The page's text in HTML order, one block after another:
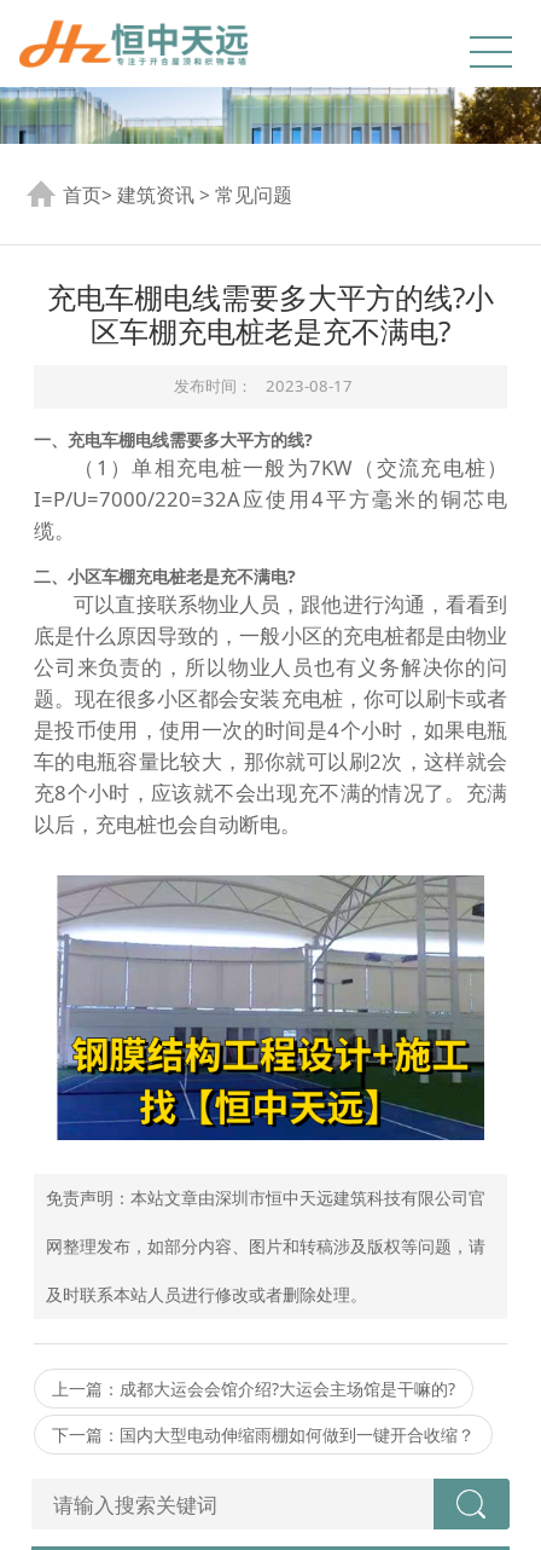
首页>建筑资讯>常见问题
充电车棚电线需要多大平方的线?小
区车棚充电桩老是充不满电?
发布时间： 2023-08-17
一、充电车棚电线需要多大平方的线?
（1）单相充电桩一般为7KW（交流充电桩）
I=P/U=7000/220=32A应使用4平方毫米的铜芯电
缆。
二、小区车棚充电桩老是充不满电?
可以直接联系物业人员，跟他进行沟通，看看到
底是什么原因导致的，一般小区的充电桩都是由物业
公司来负责的，所以物业人员也有义务解决你的问
题。现在很多小区都会安装充电桩，你可以刷卡或者
是投币使用，使用一次的时间是4个小时，如果电瓶
车的电瓶容量比较大，那你就可以刷2次，这样就会
充8个小时，应该就不会出现充不满的情况了。充满
以后，充电桩也会自动断电。
免责声明：本站文章由深圳市恒中天远建筑科技有限公司官
网整理发布，如部分内容、图片和转稿涉及版权等问题，请
及时联系本站人员进行修改或者删除处理。
上一篇：成都大运会会馆介绍?大运会主场馆是干嘛的?
下一篇：国内大型电动伸缩雨棚如何做到一键开合收缩？